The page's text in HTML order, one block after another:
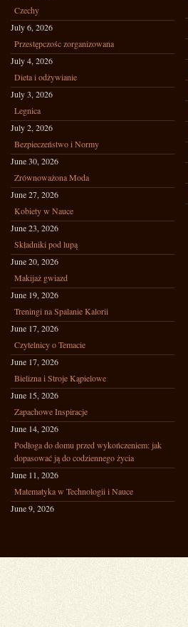
Czechy
July 6, 2026
Przestępczośc zorganizowana
July 4, 2026
Dieta i odżywianie
July 3, 2026
Legnica
July 2, 2026
Bezpieczeństwo i Normy
June 30, 2026
Zrównoważona Moda
June 27, 2026
Kobiety w Nauce
June 23, 2026
Składniki pod lupą
June 20, 2026
Makijaż gwiazd
June 19, 2026
Treningi na Spalanie Kalorii
June 17, 2026
Czytelnicy o Temacie
June 17, 2026
Bielizna i Stroje Kąpielowe
June 15, 2026
Zapachowe Inspiracje
June 14, 2026
Podłoga do domu przed wykończeniem: jak
dopasować ją do codziennego życia
June 11, 2026
Matematyka w Technologii i Nauce
June 9, 2026